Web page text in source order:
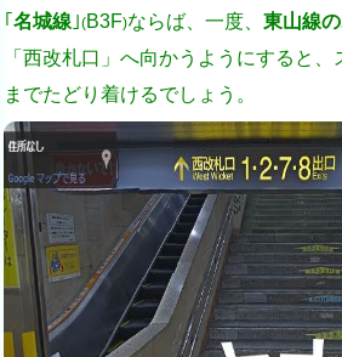
｢ 名城線 ｣(B3F)ならば、一度、 東山線
「西改札口」へ向かう ようにすると、
までたどり着けるでしょう。